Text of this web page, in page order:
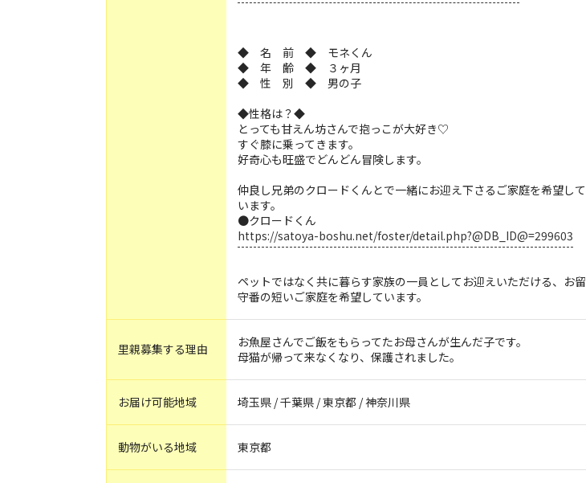
◆ 名 前 ◆ モネくん
◆ 年 齢 ◆ ３ヶ月
◆ 性 別 ◆ 男の子
◆性格は？◆
とっても甘えん坊さんで抱っこが大好き♡
すぐ膝に乗ってきます。
好奇心も旺盛でどんどん冒険します。
仲良し兄弟のクロードくんとで一緒にお迎え下さるご家庭を希望して
います。
●クロードくん
https://satoya-boshu.net/foster/detail.php?@DB_ID@=299603
ペットではなく共に暮らす家族の一員としてお迎えいただける、お留
守番の短いご家庭を希望しています。
里親募集する理由
お魚屋さんでご飯をもらってたお母さんが生んだ子です。
母猫が帰って来なくなり、保護されました。
お届け可能地域 埼玉県 / 千葉県 / 東京都 / 神奈川県
動物がいる地域 東京都